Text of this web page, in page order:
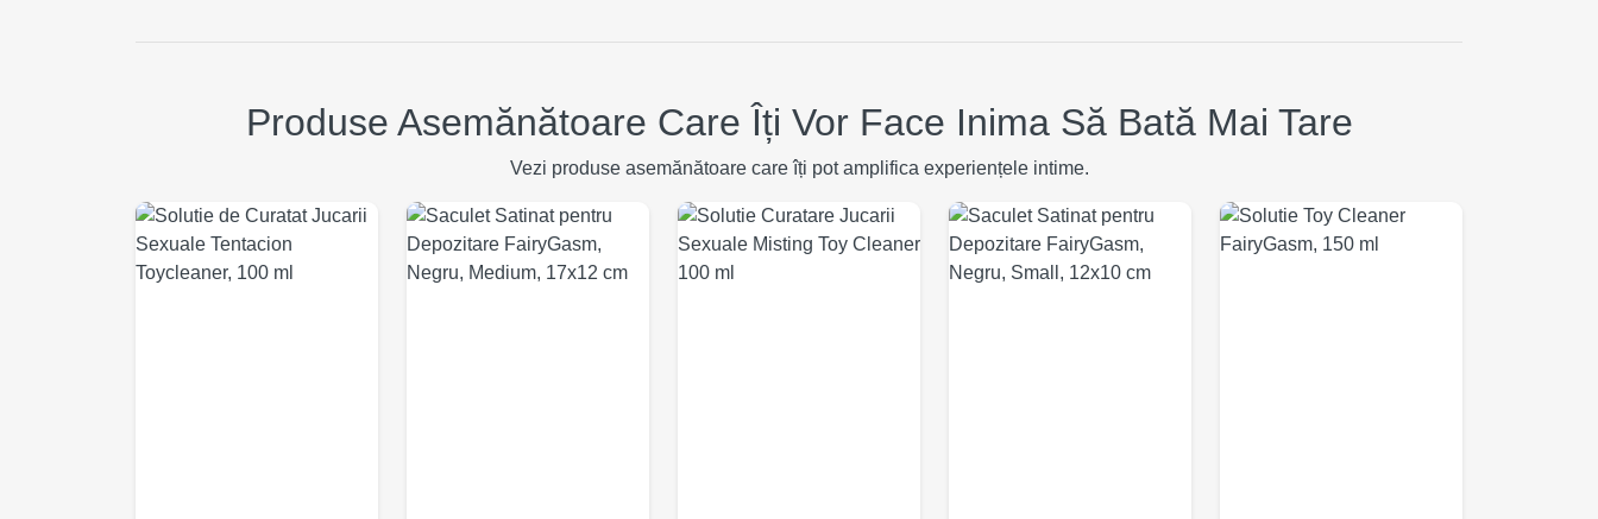
Produse Asemănătoare Care Îți Vor Face Inima Să Bată Mai Tare
Vezi produse asemănătoare care îți pot amplifica experiențele intime.